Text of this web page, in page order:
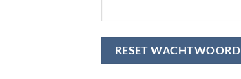
RESET WACHTWOORD